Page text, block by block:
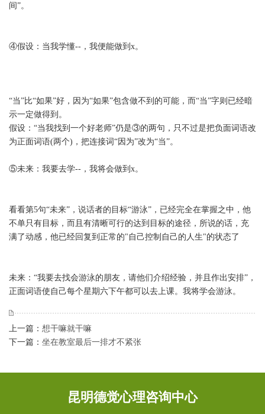
间”。
④假设：当我学懂--，我便能做到x。
“当”比“如果”好，因为“如果”包含做不到的可能，而“当”字则已经暗
示一定做得到。
假设：“当我找到一个好老师”仍是③的两句，只不过是把负面词语改
为正面词语(两个)，把连接词“因为”改为“当”。
⑤未来：我要去学--，我将会做到x。
看看第5句“未来”，说话者的目标“游泳”，已经完全在掌握之中，他
不单只有目标，而且有清晰可行的达到目标的途径，所说的话，充
满了动感，他已经回复到正常的"自己控制自己的人生"的状态了
未来：“我要去找会游泳的朋友，请他们介绍经验，并且作出安排”，
正面词语使自己每个星期六下午都可以去上课。我将学会游泳。
上一篇： 想干嘛就干嘛
下一篇： 坐在教室最后一排才不紧张
昆明德觉心理咨询中心